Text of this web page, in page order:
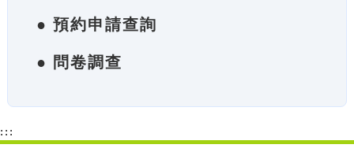
● 預約申請查詢
● 問卷調查
:::